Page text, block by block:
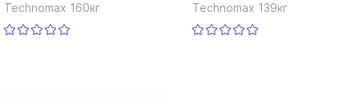
Technomax 160кг
Technomax 139кг